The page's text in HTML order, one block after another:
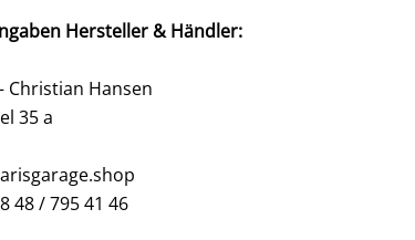
Hersteller & Händler:
Christian Hansen
35 a
48 / 795 41 46